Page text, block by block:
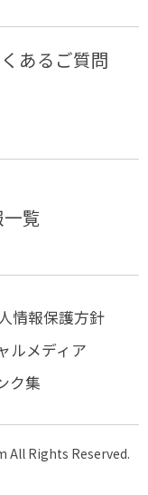
あるご質問
覧
情報保護方針
ルメディア
ク集
All Rights Reserved.